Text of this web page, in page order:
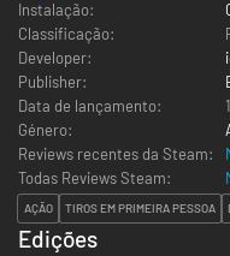
Instalação:
Classificação:
Developer:
Publisher:
Data de lançamento:
Género:
Reviews recentes da Steam:
Todas Reviews Steam:
AÇÃO TIROS EM PRIMEIRA PESSOA
Edições